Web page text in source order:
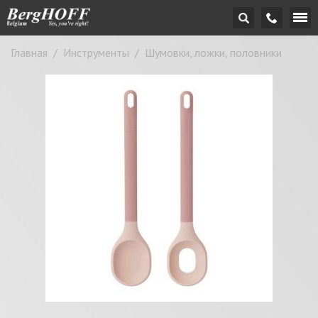
Главная / Инструменты / Шумовки, ложки, половники